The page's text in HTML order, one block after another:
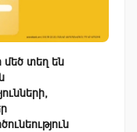
մեծ տեղ են